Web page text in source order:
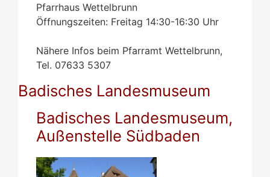
Pfarrhaus Wettelbrunn
Öffnungszeiten: Freitag 14:30-16:30 Uhr
Nähere Infos beim Pfarramt Wettelbrunn,
Tel. 07633 5307
Badisches Landesmuseum
Badisches Landesmuseum,
Außenstelle Südbaden